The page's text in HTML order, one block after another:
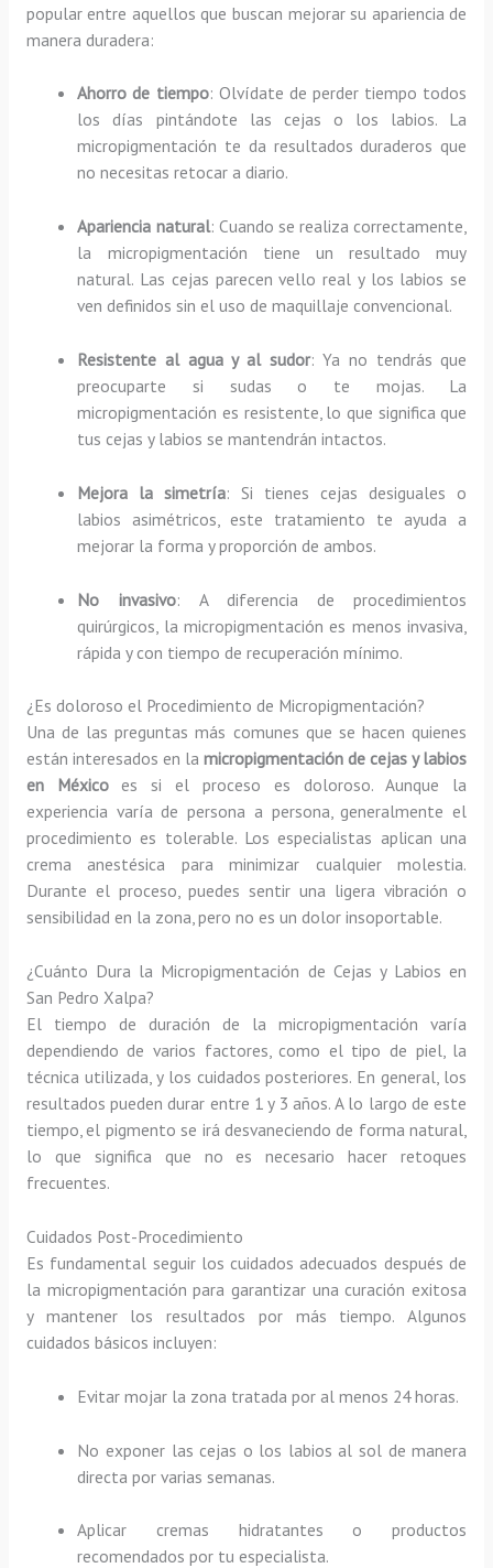
popular entre aquellos que buscan mejorar su apariencia de
manera duradera:
Ahorro de tiempo: Olvídate de perder tiempo todos
los días pintándote las cejas o los labios. La
micropigmentación te da resultados duraderos que
no necesitas retocar a diario.
Apariencia natural: Cuando se realiza correctamente,
la micropigmentación tiene un resultado muy
natural. Las cejas parecen vello real y los labios se
ven definidos sin el uso de maquillaje convencional.
Resistente al agua y al sudor: Ya no tendrás que
preocuparte si sudas o te mojas. La
micropigmentación es resistente, lo que significa que
tus cejas y labios se mantendrán intactos.
Mejora la simetría: Si tienes cejas desiguales o
labios asimétricos, este tratamiento te ayuda a
mejorar la forma y proporción de ambos.
No invasivo: A diferencia de procedimientos
quirúrgicos, la micropigmentación es menos invasiva,
rápida y con tiempo de recuperación mínimo.
¿Es doloroso el Procedimiento de Micropigmentación?
Una de las preguntas más comunes que se hacen quienes
están interesados en la micropigmentación de cejas y labios
en Méxicoes si el proceso es doloroso. Aunque la
experiencia varía de persona a persona, generalmente el
procedimiento es tolerable. Los especialistas aplican una
crema anestésica para minimizar cualquier molestia.
Durante el proceso, puedes sentir una ligera vibración o
sensibilidad en la zona, pero no es un dolor insoportable.
¿Cuánto Dura la Micropigmentación de Cejas y Labios en
San Pedro Xalpa?
El tiempo de duración de la micropigmentación varía
dependiendo de varios factores, como el tipo de piel, la
técnica utilizada, y los cuidados posteriores. En general, los
resultados pueden durar entre 1 y 3 años. A lo largo de este
tiempo, el pigmento se irá desvaneciendo de forma natural,
lo que significa que no es necesario hacer retoques
frecuentes.
Cuidados Post-Procedimiento
Es fundamental seguir los cuidados adecuados después de
la micropigmentación para garantizar una curación exitosa
y mantener los resultados por más tiempo. Algunos
cuidados básicos incluyen:
Evitar mojar la zona tratada por al menos 24 horas.
No exponer las cejas o los labios al sol de manera
directa por varias semanas.
Aplicar cremas hidratantes o productos
recomendados por tu especialista.